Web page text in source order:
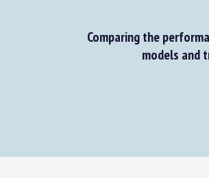
Comparing the
models and